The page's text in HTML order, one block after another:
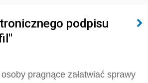
podpisu
pragnące załatwiać sprawy